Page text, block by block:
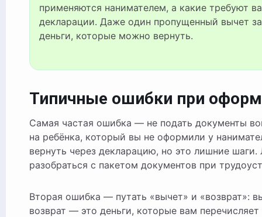
применяются нанимателем, а какие требуют
декларации. Даже один пропущенный вычет
деньги, которые можно вернуть.
Типичные ошибки при
Самая частая ошибка — не подать документы
на ребёнка, который вы не оформили у
вернуть через декларацию, но это лишние
разобраться с пакетом документов при
Вторая ошибка — путать «вычет» и «возврат»:
возврат — это деньги, которые вам